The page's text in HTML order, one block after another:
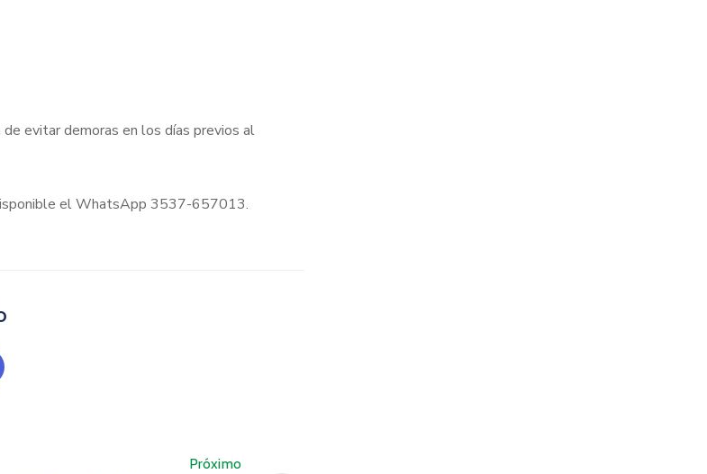
evitar demoras en los días previos al
el WhatsApp 3537-657013.
Próximo